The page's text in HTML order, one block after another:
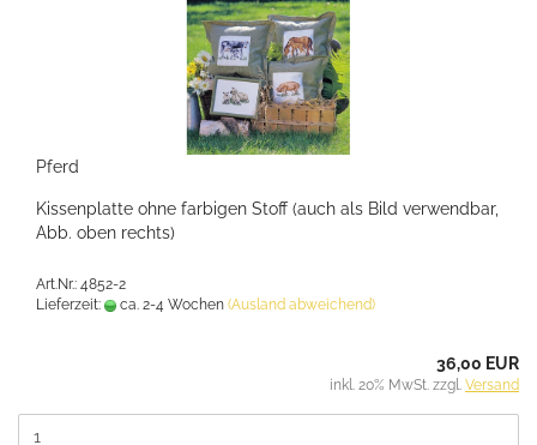
Pferd
Kissenplatte ohne farbigen Stoff (auch als Bild verwendbar,
Abb. oben rechts)
Art.Nr.: 4852-2
Lieferzeit:
ca. 2-4 Wochen (Ausland abweichend)
36,00 EUR
inkl. 20% MwSt. zzgl. Versand